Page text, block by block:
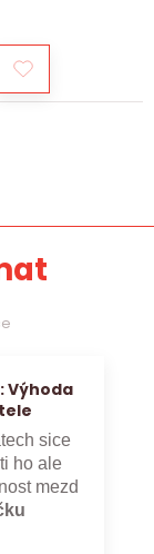
Výhoda
sice
ho ale
mezd